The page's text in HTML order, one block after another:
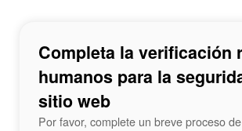
Completa la verificación
humanos para la
sitio web
Por favor, complete un breve proceso